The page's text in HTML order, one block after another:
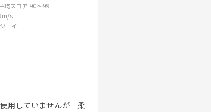
均スコア:90～99
s
ョイ
用していませんが 柔